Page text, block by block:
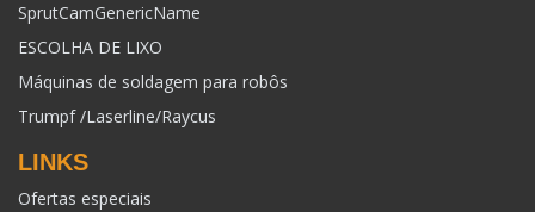
SprutCamGenericName
ESCOLHA DE LIXO
Máquinas de soldagem para robôs
Trumpf /Laserline/Raycus
LINKS
Ofertas especiais